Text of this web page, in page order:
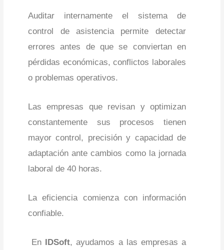
Auditar internamente el sistema de
control de asistencia permite detectar
errores antes de que se conviertan en
pérdidas económicas, conflictos laborales
o problemas operativos.
Las empresas que revisan y optimizan
constantemente sus procesos tienen
mayor control, precisión y capacidad de
adaptación ante cambios como la jornada
laboral de 40 horas.
La eficiencia comienza con información
confiable.
En IDSoft, ayudamos a las empresas a